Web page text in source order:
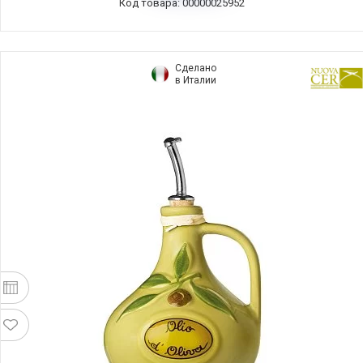
Код товара: 00000025952
Сделано
в Италии